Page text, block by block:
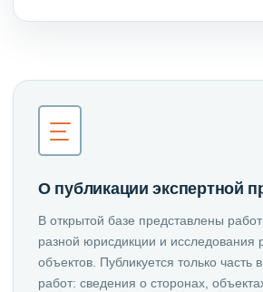
О публикации экспертной
В открытой базе представлены
разной юрисдикции и исследования
объектов. Публикуется только часть
работ: сведения о сторонах,